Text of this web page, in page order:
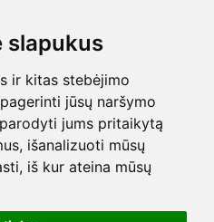
slapukus
ir kitas stebėjimo
jūsų naršymo
jums pritaikytą
išanalizuoti mūsų
iš kur ateina mūsų